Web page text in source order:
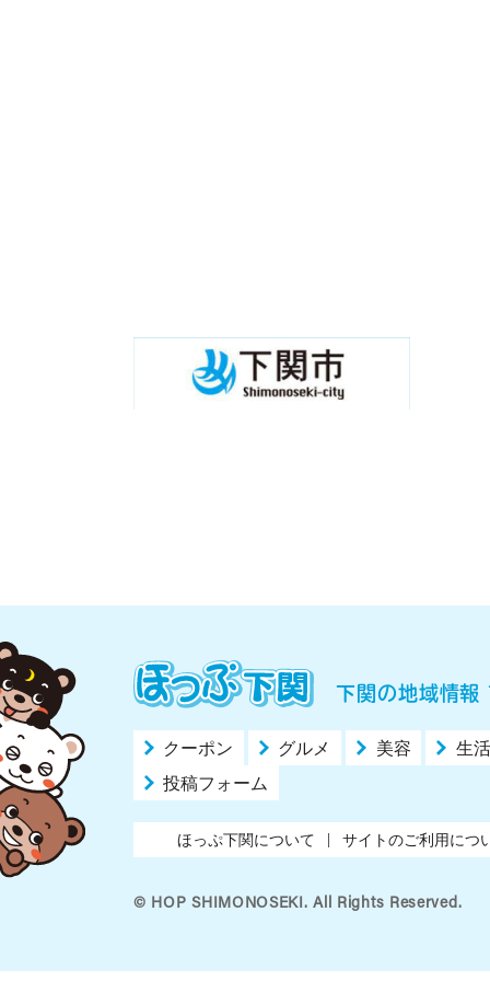
下関の地域情報
クーポン グルメ 美容 生活
投稿フォーム
ほっぷ下関について サイトのご利用につ
© HOP SHIMONOSEKI. All Rights Reserved.